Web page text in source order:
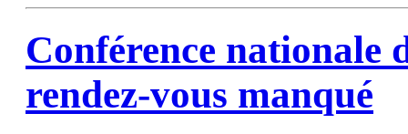
Conférence nationale
rendez-vous manqué